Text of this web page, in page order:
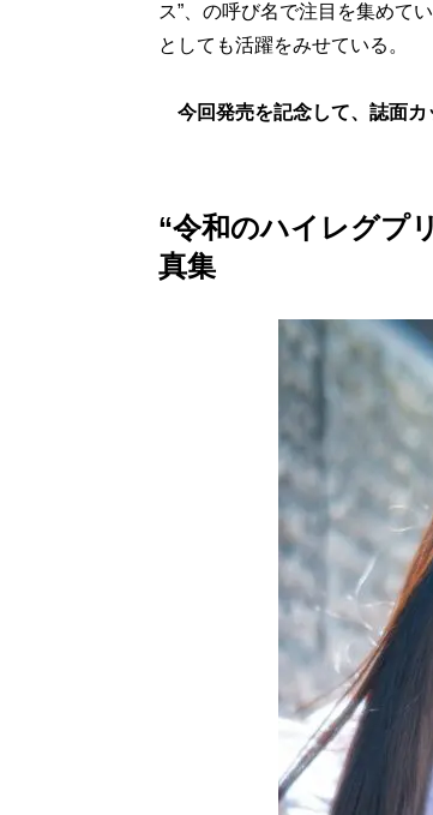
ス”、の呼び名で注目を集めて
としても活躍をみせている。
今回発売を記念して、誌面カ
“令和のハイレグプ
真集